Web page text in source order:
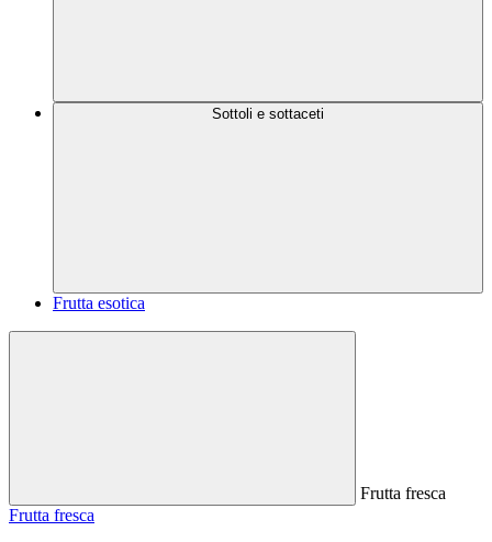
Sottoli e sottaceti
Frutta esotica
Frutta fresca
Frutta fresca